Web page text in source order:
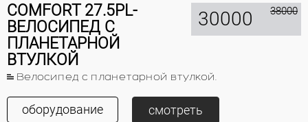
COMFORT 27.5PL-
ВЕЛОСИПЕД С
ПЛАНЕТАРНОЙ
ВТУЛКОЙ
Велосипед с планетарной втулкой.
30000 38000
оборудование смотреть